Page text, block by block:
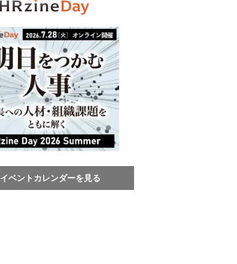
イベントカレンダーを見る